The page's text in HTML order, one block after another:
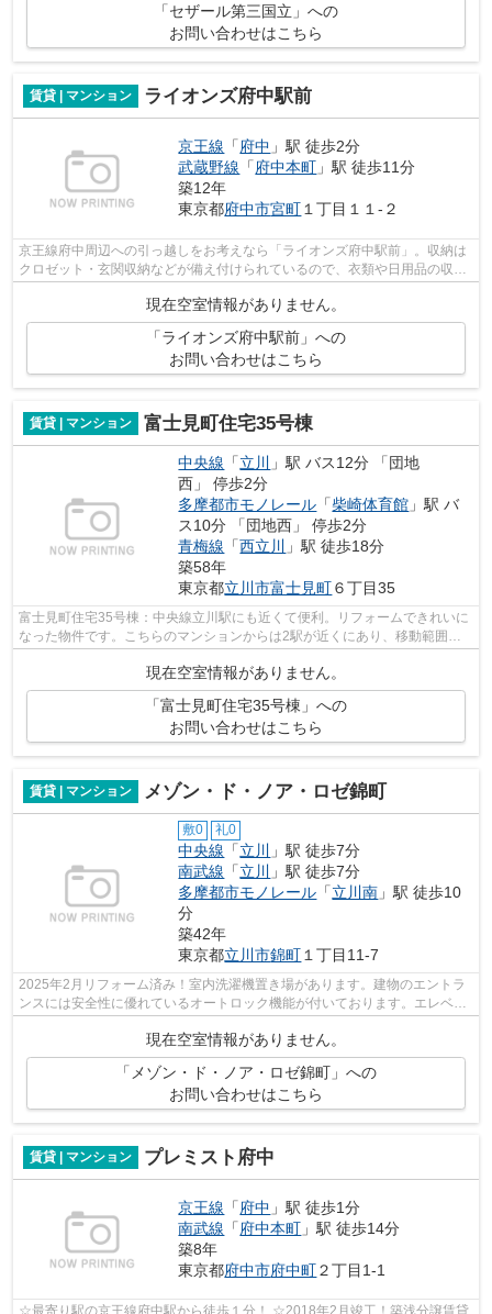
「セザール第三国立」への
お問い合わせはこちら
賃貸 | マンション ライオンズ府中駅前
京王線 「府中 」駅 徒歩2分
武蔵野線 「府中本町 」駅 徒歩11分
築12年
東京都府中市宮町１丁目１１-２
京王線府中周辺への引っ越しをお考えなら「ライオンズ府中駅前」。収納は
クロゼット・玄関収納などが備え付けられているので、衣類や日用品の収納
に重宝します。セキュリティ面は、オ...
現在空室情報がありません。
「ライオンズ府中駅前」への
お問い合わせはこちら
賃貸 | マンション 富士見町住宅35号棟
中央線 「立川
」駅 バス12分 「団地
西」 停歩2分
多摩都市モノレール 「柴崎体育館 」駅 バ
ス10分 「団地西」 停歩2分
青梅線 「西立川
」駅 徒歩18分
築58年
東京都立川市富士見町６丁目35
富士見町住宅35号棟：中央線立川駅にも近くて便利。リフォームできれいに
なった物件です。こちらのマンションからは2駅が近くにあり、移動範囲も
現在空室情報がありません。
「富士見町住宅35号棟」への
お問い合わせはこちら
賃貸 | マンション メゾン・ド・ノア・ロゼ錦町
敷0 礼0
中央線 「立川
」駅 徒歩7分
南武線 「立川
」駅 徒歩7分
多摩都市モノレール 「立川南 」駅 徒歩10
分
築42年
東京都立川市錦町 １丁目11-7
2025年2月リフォーム済み！室内洗濯機置き場があります。建物のエントラ
ンスには安全性に優れているオートロック機能が付いております。エレベー
ター付きの物件です。一口コンロが付い...
現在空室情報がありません。
「メゾン・ド・ノア・ロゼ錦町」への
お問い合わせはこちら
賃貸 | マンション プレミスト府中
京王線 「府中 」駅 徒歩1分
南武線 「府中本町 」駅 徒歩14分
築8年
東京都府中市府中町２丁目1-1